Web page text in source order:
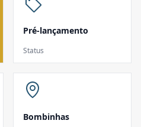
Pré-lançamento
Status
Bombinhas